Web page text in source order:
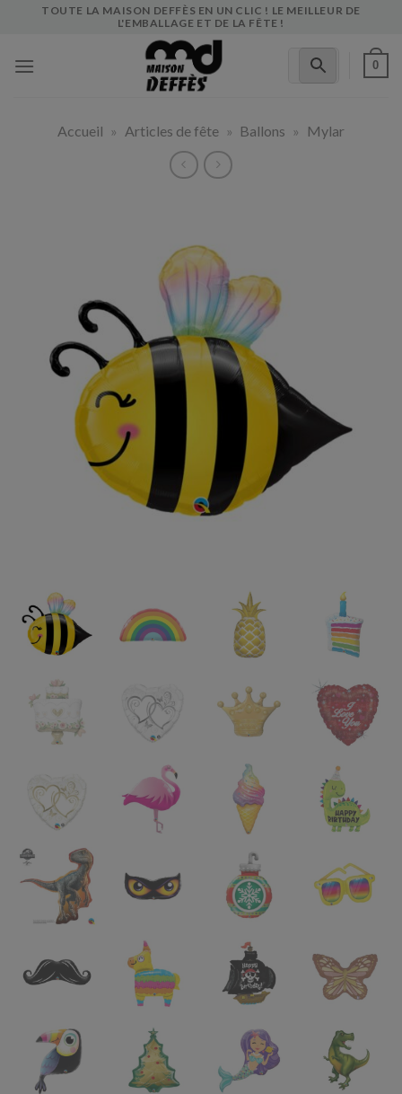
TOUTE LA MAISON DEFFÈS EN UN CLIC ! LE MEILLEUR DE
L'EMBALLAGE ET DE LA FÊTE !
0
Accueil » Articles de fête » Ballons » Mylar